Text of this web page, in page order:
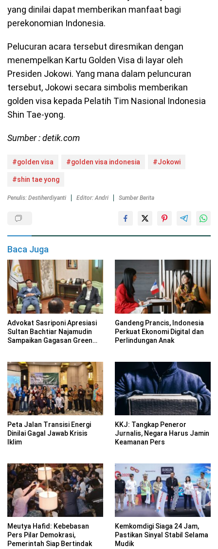
yang dinilai dapat memberikan manfaat bagi
perekonomian Indonesia.
Pelucuran acara tersebut diresmikan dengan
menempelkan Kartu Golden Visa di layar oleh
Presiden Jokowi. Yang mana dalam peluncuran
tersebut, Jokowi secara simbolis memberikan
golden visa kepada Pelatih Tim Nasional Indonesia
Shin Tae-yong.
Sumber : detik.com
#golden visa #golden visa indonesia #Jokowi
#shin tae yong
Penulis: Destiherdiyanti Editor: Andri Sumber Berita
Baca Juga
Advokat Sasriponi Apresiasi
Sultan Bachtiar Najamudin
Sampaikan Gagasan Green
Gandeng Prancis, Indonesia
Perkuat Ekonomi Digital dan
Perlindungan Anak
Peta Jalan Transisi Energi
Dinilai Gagal Jawab Krisis
Iklim
KKJ: Tangkap Peneror
Jurnalis, Negara Harus Jamin
Keamanan Pers
Meutya Hafid: Kebebasan
Pers Pilar Demokrasi,
Pemerintah Siap Bertindak
Kemkomdigi Siaga 24 Jam,
Pastikan Sinyal Stabil Selama
Mudik